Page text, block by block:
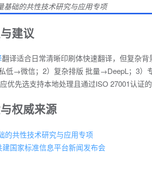
基础的共性技术研究与应用专项
建议
翻译适合日常清晰印刷体快速翻译，但复杂
低→微信；2）复杂排版 批量→DeepL；3
优先选支持本地处理且通过ISO 27001认证的
权威来源
的共性技术研究与应用专项
建国家标准信息平台新闻发布会